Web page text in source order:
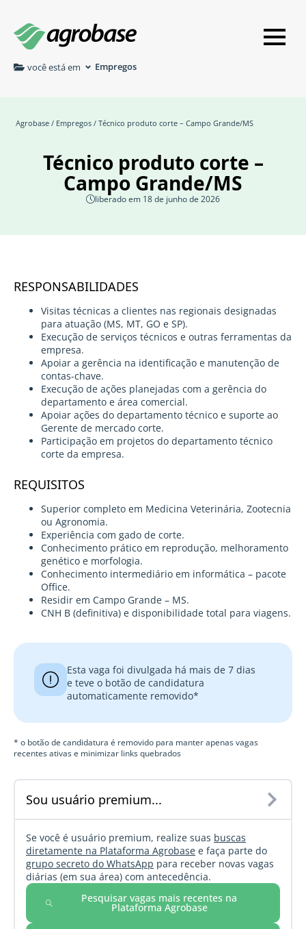
você está em Empregos
Agrobase / Empregos / Técnico produto corte – Campo Grande/MS
Técnico produto corte –
Campo Grande/MS
liberado em 18 de junho de 2026
RESPONSABILIDADES
Visitas técnicas a clientes nas regionais designadas
para atuação (MS, MT, GO e SP).
Execução de serviços técnicos e outras ferramentas da
empresa.
Apoiar a gerência na identificação e manutenção de
contas-chave.
Execução de ações planejadas com a gerência do
departamento e área comercial.
Apoiar ações do departamento técnico e suporte ao
Gerente de mercado corte.
Participação em projetos do departamento técnico
corte da empresa.
REQUISITOS
Superior completo em Medicina Veterinária, Zootecnia
ou Agronomia.
Experiência com gado de corte.
Conhecimento prático em reprodução, melhoramento
genético e morfologia.
Conhecimento intermediário em informática – pacote
Office.
Residir em Campo Grande – MS.
CNH B (definitiva) e disponibilidade total para viagens.
Esta vaga foi divulgada há mais de 7 dias
e teve o botão de candidatura
automaticamente removido*
* o botão de candidatura é removido para manter apenas vagas
recentes ativas e minimizar links quebrados
Sou usuário premium...
Se você é usuário premium, realize suas buscas
diretamente na Plataforma Agrobase e faça parte do
grupo secreto do WhatsApp para receber novas vagas
diárias (em sua área) com antecedência.
Pesquisar vagas mais recentes na
Plataforma Agrobase